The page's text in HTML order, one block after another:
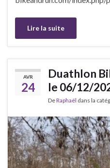
Lire la suite
AVR
24
Duathlon
le 06/12/
DeRaphaël dans la